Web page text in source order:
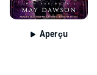
Aperçu